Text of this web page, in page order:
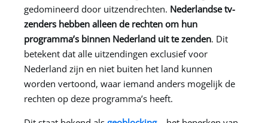
gedomineerd door uitzendrechten. Nederlandse tv-
zenders hebben alleen de rechten om hun
programma’s binnen Nederland uit te zenden. Dit
betekent dat alle uitzendingen exclusief voor
Nederland zijn en niet buiten het land kunnen
worden vertoond, waar iemand anders mogelijk de
rechten op deze programma’s heeft.